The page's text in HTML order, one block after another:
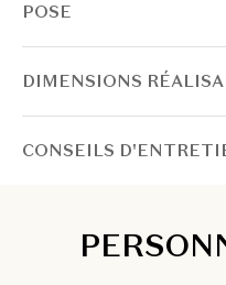
POSE
DIMENSIONS
CONSEILS